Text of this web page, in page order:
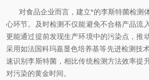
对食品企业而言，建立*的李斯特菌检测
心环节。及时检测不仅能避免不合格产品流
更能通过提前发现生产环境中的污染点，推
采用如法国科玛嘉显色培养基等先进检测技
速识别李斯特菌，相比传统检测方法效率提
对污染的黄金时间。